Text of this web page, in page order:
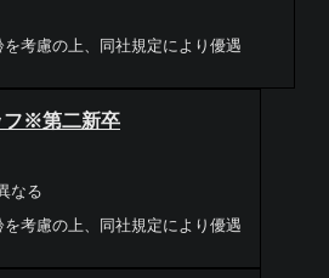
考慮の上、同社規定により優遇
フ※第二新卒
なる
考慮の上、同社規定により優遇